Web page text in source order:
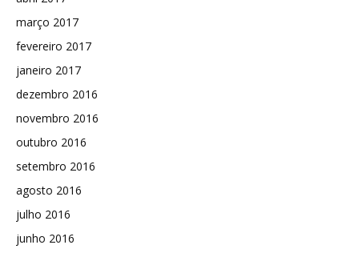
março 2017
fevereiro 2017
janeiro 2017
dezembro 2016
novembro 2016
outubro 2016
setembro 2016
agosto 2016
julho 2016
junho 2016